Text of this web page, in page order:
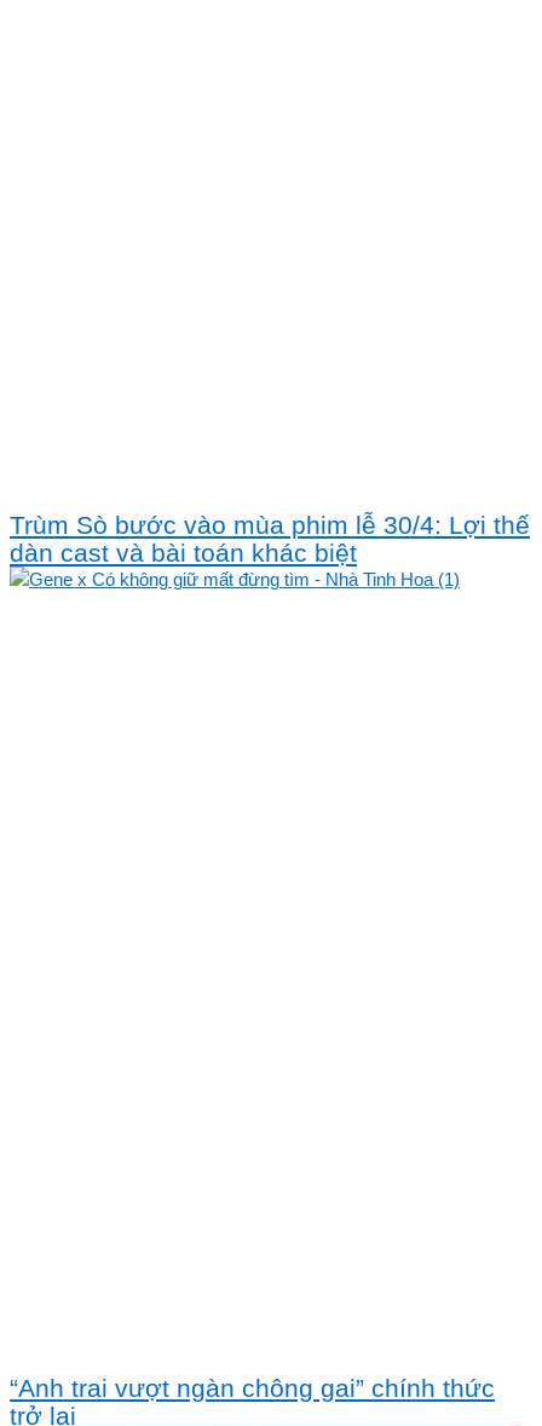
Trùm Sò bước vào mùa phim lễ 30/4: Lợi thế
dàn cast và bài toán khác biệt
“Anh trai vượt ngàn chông gai” chính thức
trở lại